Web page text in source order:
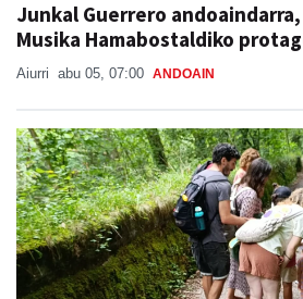
Junkal Guerrero
Musika Hamabostaldiko
Aiurri abu 05, 07:00 ANDOAIN